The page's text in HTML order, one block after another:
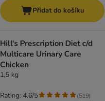
Přidat do košíku
Hill's Prescription Diet c/d
Multicare Urinary Care
Chicken
1,5 kg
Rating: 4.6/5 (519)